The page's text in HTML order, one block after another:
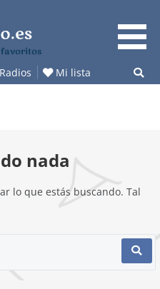
Radios Mi lista
nada
lo que estás buscando. Tal